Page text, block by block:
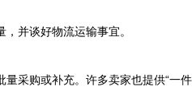
并谈好物流运输事宜。
采购或补充。许多卖家也提供“一件